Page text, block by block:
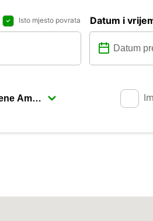
Isto mjesto povrata Datum i